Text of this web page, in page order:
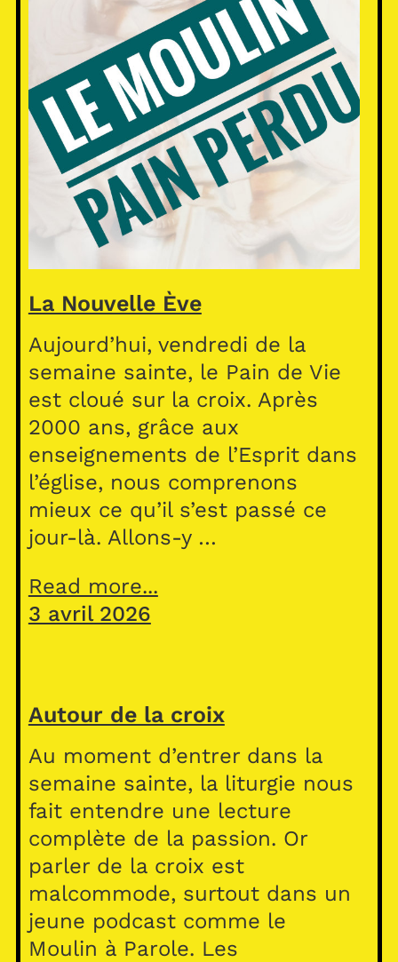
La Nouvelle Ève
Aujourd’hui, vendredi de la
semaine sainte, le Pain de Vie
est cloué sur la croix. Après
2000 ans, grâce aux
enseignements de l’Esprit dans
l’église, nous comprenons
mieux ce qu’il s’est passé ce
jour-là. Allons-y …
Read more...
3 avril 2026
Autour de la croix
Au moment d’entrer dans la
semaine sainte, la liturgie nous
fait entendre une lecture
complète de la passion. Or
parler de la croix est
malcommode, surtout dans un
jeune podcast comme le
Moulin à Parole. Les